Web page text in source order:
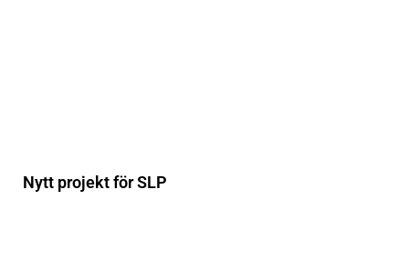
Nytt projekt för SLP